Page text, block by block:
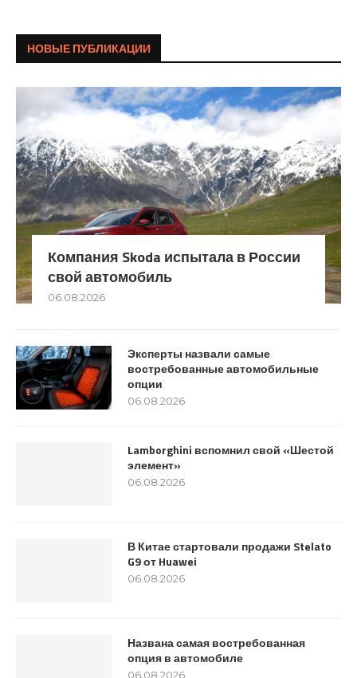
НОВЫЕ ПУБЛИКАЦИИ
Компания Skoda испытала в России
свой автомобиль
06.08.2026
Эксперты назвали самые
востребованные автомобильные
опции
06.08.2026
Lamborghini вспомнил свой «Шестой
элемент»
06.08.2026
В Китае стартовали продажи Stelato
G9 от Huawei
06.08.2026
Названа самая востребованная
опция в автомобиле
06.08.2026